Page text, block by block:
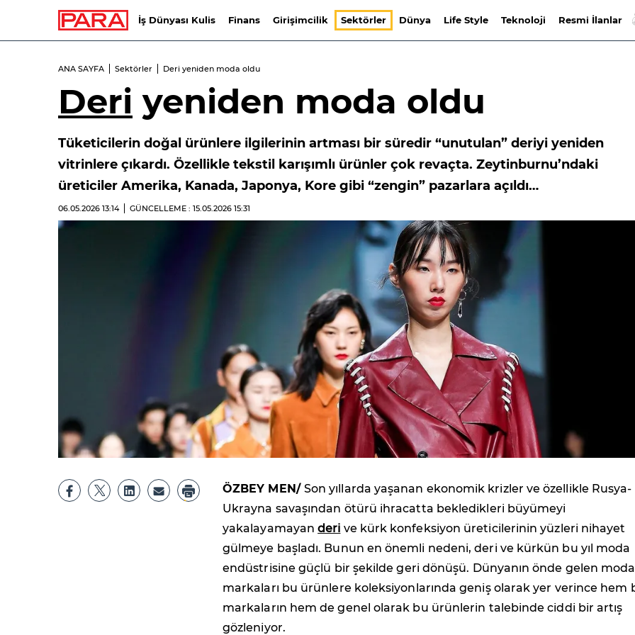
İş Dünyası Kulis Finans Girişimcilik Sektörler Dünya Life Style Teknoloji Resmi İlanlar
ANA SAYFA Sektörler Deri yeniden moda oldu
Deri yeniden moda oldu
Tüketicilerin doğal ürünlere ilgilerinin artması bir süredir “unutulan” deriyi yeniden
vitrinlere çıkardı. Özellikle tekstil karışımlı ürünler çok revaçta. Zeytinburnu’ndaki
üreticiler Amerika, Kanada, Japonya, Kore gibi “zengin” pazarlara açıldı…
06.05.2026 13:14 GÜNCELLEME : 15.05.2026 15:31
ÖZBEY MEN/ Son yıllarda yaşanan ekonomik krizler ve özellikle Rusya-
Ukrayna savaşından ötürü ihracatta bekledikleri büyümeyi
yakalayamayanderi ve kürk konfeksiyon üreticilerinin yüzleri nihayet
gülmeye başladı. Bunun en önemli nedeni, deri ve kürkün bu yıl moda
endüstrisine güçlü bir şekilde geri dönüşü. Dünyanın önde gelen moda
markaları bu ürünlere koleksiyonlarında geniş olarak yer verince hem
markaların hem de genel olarak bu ürünlerin talebinde ciddi bir artış
gözleniyor.